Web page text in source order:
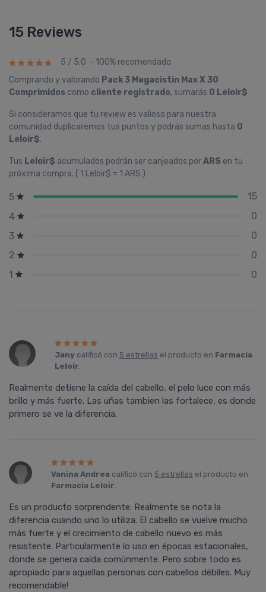
15 Reviews
5 / 5.0 - 100% recomendado.
Comprando y valorando Pack 3 Megacistin Max X 30
Comprimidos como cliente registrado, sumarás 0 Leloir$
Si consideramos que tu review es valioso para nuestra
comunidad duplicaremos tus puntos y podrás sumas hasta 0
Leloir$.
Tus Leloir$ acumulados podrán ser canjeados porARS en tu
próxima compra. ( 1 Leloir$ = 1 ARS )
5
15
4
0
3
0
2
0
1
0
Janycalificó con 5 estrellas el producto en Farmacia
Leloir.
Realmente detiene la caída del cabello, el pelo luce con más
brillo y más fuerte. Las uñas tambien las fortalece, es donde
primero se ve la diferencia.
Vanina Andrea calificó con 5 estrellas el producto en
Farmacia Leloir.
Es un producto sorprendente. Realmente se nota la
diferencia cuando uno lo utiliza. El cabello se vuelve mucho
más fuerte y el crecimiento de cabello nuevo es más
resistente. Particularmente lo uso en épocas estacionales,
donde se genera caída comúnmente. Pero sobre todo es
apropiado para aquellas personas con cabellos débiles. Muy
recomendable!